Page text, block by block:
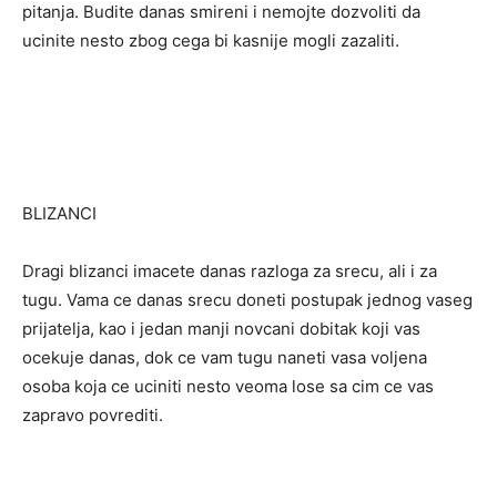
pitanja. Budite danas smireni i nemojte dozvoliti da
ucinite nesto zbog cega bi kasnije mogli zazaliti.
BLIZANCI
Dragi blizanci imacete danas razloga za srecu, ali i za
tugu. Vama ce danas srecu doneti postupak jednog vaseg
prijatelja, kao i jedan manji novcani dobitak koji vas
ocekuje danas, dok ce vam tugu naneti vasa voljena
osoba koja ce uciniti nesto veoma lose sa cim ce vas
zapravo povrediti.